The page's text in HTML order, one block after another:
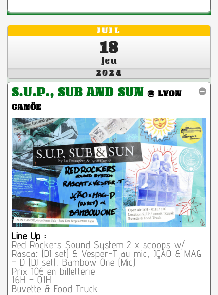
JUIL
18
jeu
2024
S.U.P., SUB AND SUN @ LYON
CANÖE
Line Up :
Red Rockers Sound System 2 x scoops w/
Rascat (DJ set) & Vesper-T au mic, JÇÃO & MAG
– D (DJ set), Bambow One (Mic)
Prix 10€ en billetterie
16H – 01H
Buvette & Food Truck